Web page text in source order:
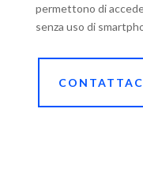
permettono di
senza uso di